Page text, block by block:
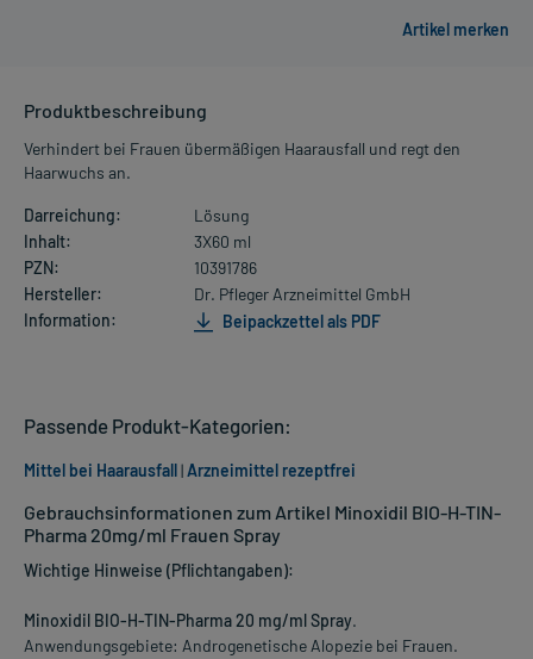
Produktbeschreibung
Verhindert bei Frauen übermäßigen Haarausfall und regt den
Haarwuchs an.
Darreichung:
Lösung
Inhalt:
3X60 ml
PZN:
10391786
Hersteller:
Dr. Pfleger Arzneimittel GmbH
Information:
Beipackzettel als PDF
Gebrauchsinformationen zum Artikel Minoxidil BIO-H-TIN-
Pharma 20mg/ml Frauen Spray
Wichtige Hinweise (Pflichtangaben):
Minoxidil BIO-H-TIN-Pharma 20 mg/ml Spray.
Anwendungsgebiete: Androgenetische Alopezie bei Frauen.
Passende Produkt-Kategorien:
Mittel bei Haarausfall|Arzneimittel rezeptfrei